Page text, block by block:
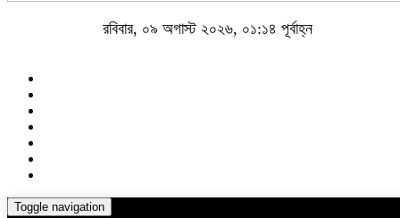
রবিবার, ০৯ অগাস্ট ২০২৬, ০১:১৪ পূর্বাহ্ন
Toggle navigation